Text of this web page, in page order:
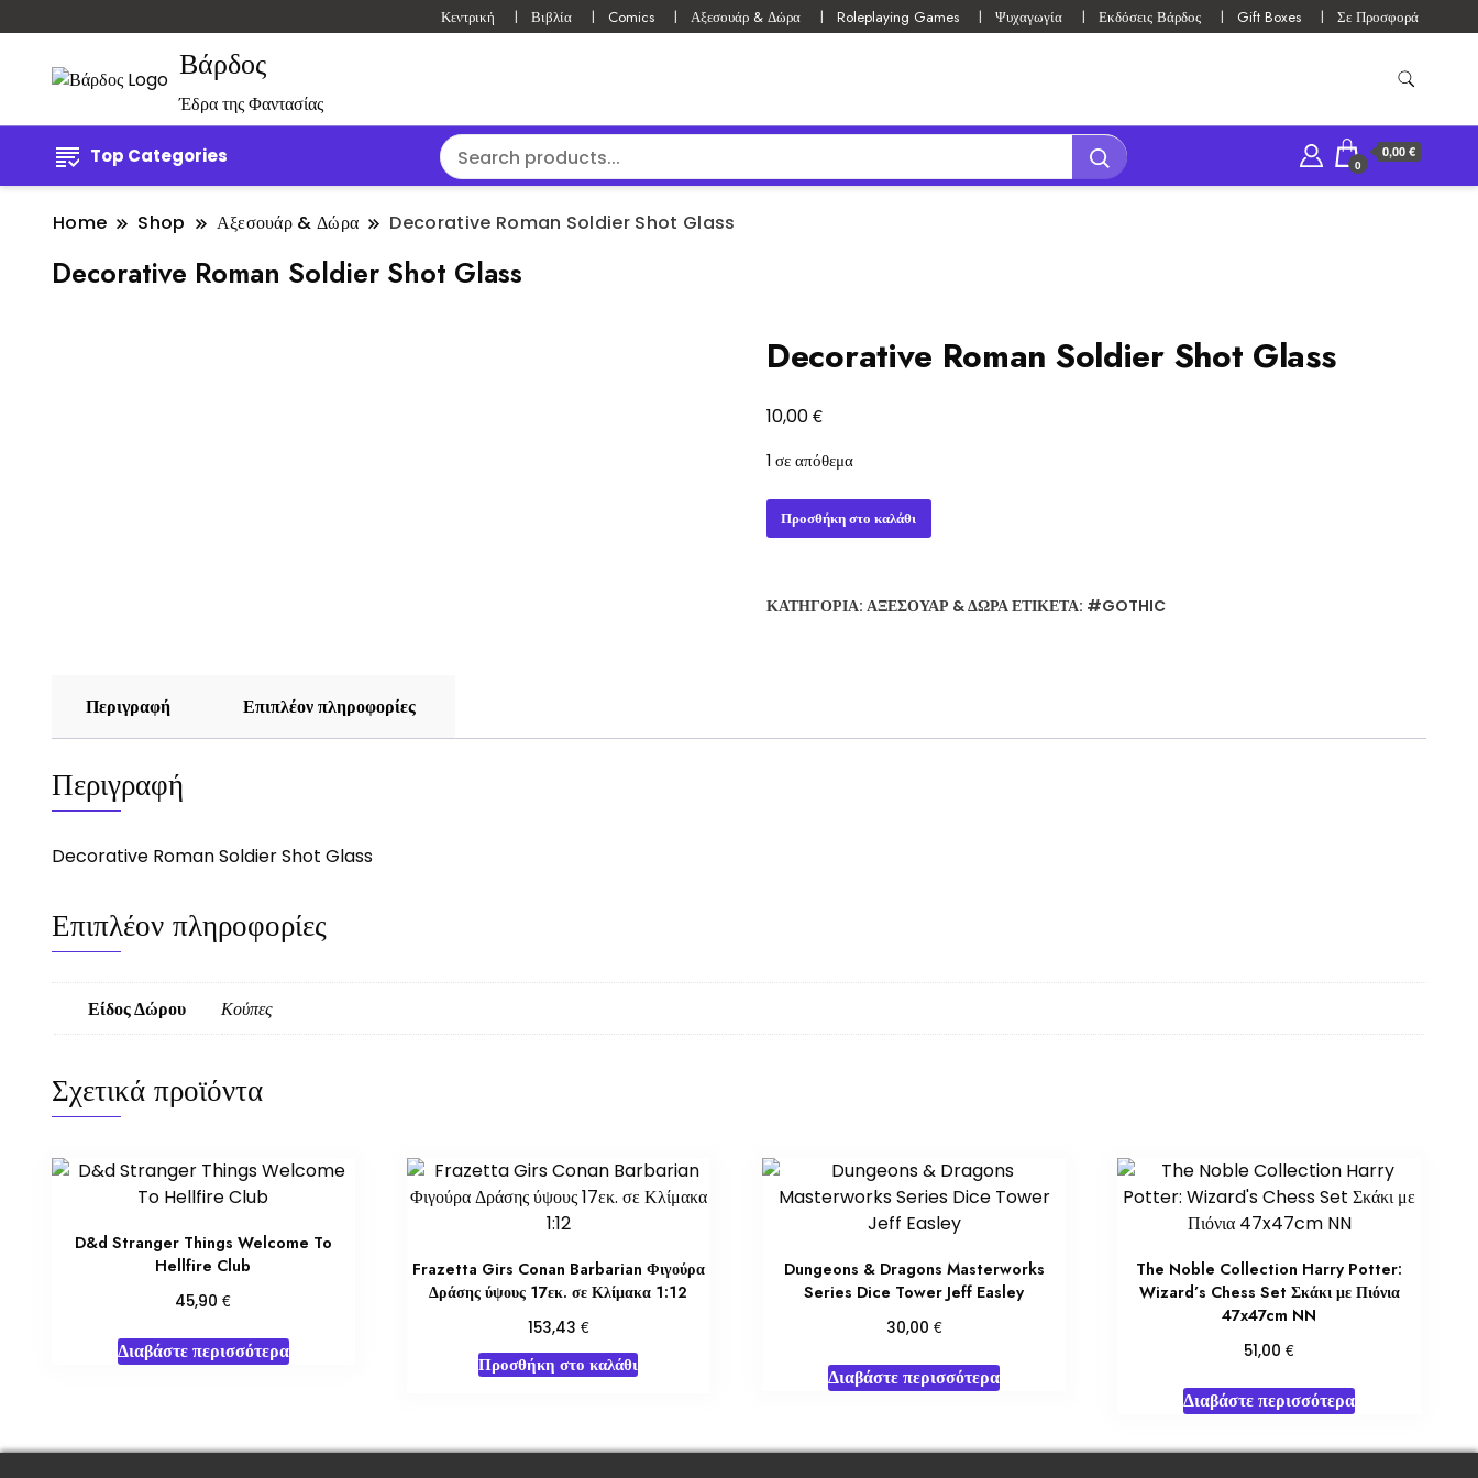
Κεντρική Βιβλία Comics Αξεσουάρ & Δώρα Roleplaying Games Ψυχαγωγία Εκδόσεις Βάρδος Gift Boxes Σε Προσφορά
Βάρδος
Έδρα της Φαντασίας
Top Categories 0
0,00 €
Home Shop Αξεσουάρ & Δώρα Decorative Roman Soldier Shot Glass
Decorative Roman Soldier Shot Glass
Decorative Roman Soldier Shot Glass
10,00€
1 σε απόθεμα
Decorative
Roman
Glass
Προσθήκη στο καλάθι
ΚΑΤΗΓΟΡΊΑ: ΑΞΕΣΟΥΆΡ & ΔΏΡΑΕΤΙΚΈΤΑ: #GOTHIC
Περιγραφή Επιπλέον πληροφορίες
Περιγραφή
Decorative Roman Soldier Shot Glass
Επιπλέον πληροφορίες
Είδος Δώρου Κούπες
Σχετικά προϊόντα
D&d Stranger Things Welcome To
Hellfire Club
45,90€
Διαβάστε περισσότερα
Frazetta Girs Conan Barbarian Φιγούρα
Δράσης ύψους 17εκ. σε Κλίμακα 1:12
153,43 €
Προσθήκη στο καλάθι
Dungeons & Dragons Masterworks
Series Dice Tower Jeff Easley
30,00 €
Διαβάστε περισσότερα
The Noble Collection Harry Potter:
Wizard’s Chess Set Σκάκι με Πιόνια
47x47cm NN
51,00€
Διαβάστε περισσότερα